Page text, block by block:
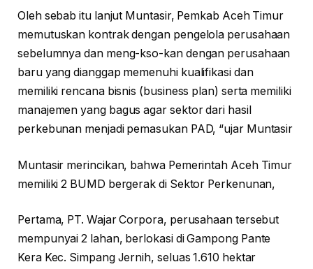
Oleh sebab itu lanjut Muntasir, Pemkab Aceh Timur
memutuskan kontrak dengan pengelola perusahaan
sebelumnya dan meng-kso-kan dengan perusahaan
baru yang dianggap memenuhi kualifikasi dan
memiliki rencana bisnis (business plan) serta memiliki
manajemen yang bagus agar sektor dari hasil
perkebunan menjadi pemasukan PAD, “ujar Muntasir
Muntasir merincikan, bahwa Pemerintah Aceh Timur
memiliki 2 BUMD bergerak di Sektor Perkenunan,
Pertama, PT. Wajar Corpora, perusahaan tersebut
mempunyai 2 lahan, berlokasi di Gampong Pante
Kera Kec. Simpang Jernih, seluas 1.610 hektar